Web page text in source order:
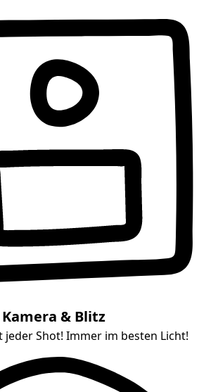
& Blitz
jeder Shot! Immer im besten Licht!